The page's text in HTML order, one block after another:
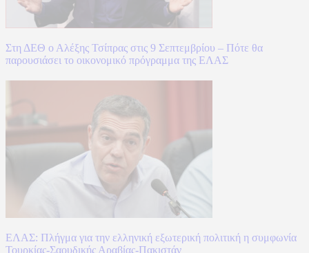
Στη ΔΕΘ ο Αλέξης Τσίπρας στις 9 Σεπτεμβρίου – Πότε θα
παρουσιάσει το οικονομικό πρόγραμμα της ΕΛΑΣ
ΕΛΑΣ: Πλήγμα για την ελληνική εξωτερική πολιτική η συμφωνία
Τουρκίας-Σαουδικής Αραβίας-Πακιστάν